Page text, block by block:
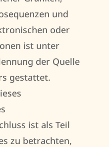
und
oder
ist unter
der Quelle
gestattet.
ist als Teil
zu betrachten,